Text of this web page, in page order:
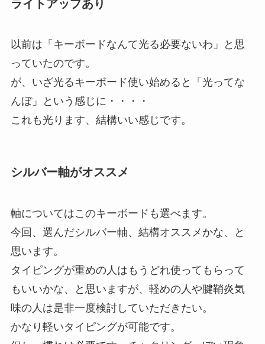
ライトアップあり
以前は「キーボードなんて光る必要ないわ」と思
っていたのです。
が、いざ光るキーボード使い始めると「光ってな
んぼ」という感じに・・・・
これも光ります、結構いい感じです。
シルバー軸がオススメ
軸についてはこのキーボードも選べます。
今回、選んだシルバー軸、結構オススメかな、と
思います。
タイピングが重めの人はもうどれ使ってもらって
もいいかな、と思いますが、軽めの人や腱鞘炎気
味の人は是非一度検討していただきたい。
かなり軽いタイピングが可能です。